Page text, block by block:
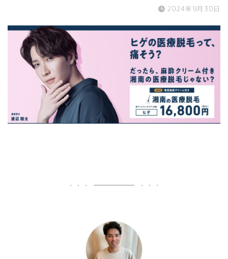
2024年9月30日